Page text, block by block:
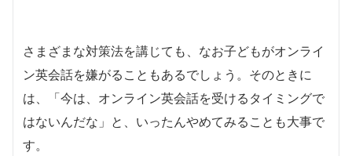
さまざまな対策法を講じても、なお子どもがオンライ
ン英会話を嫌がることもあるでしょう。そのときに
は、「今は、オンライン英会話を受けるタイミングで
はないんだな」と、いったんやめてみることも大事で
す。